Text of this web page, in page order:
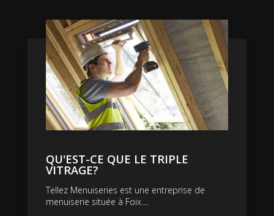
QU'EST-CE QUE LE TRIPLE
VITRAGE?
Tellez Menuiseries est une entreprise de
menuiserie située à Foix....